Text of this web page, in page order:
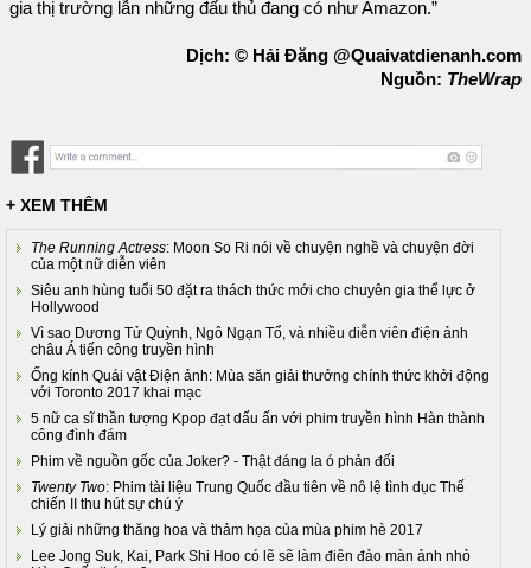
gia thị trường lẫn những đấu thủ đang có như Amazon.”
Dịch: © Hải Đăng @Quaivatdienanh.com
Nguồn: TheWrap
+ XEM THÊM
The Running Actress: Moon So Ri nói về chuyện nghề và chuyện đời
của một nữ diễn viên
Siêu anh hùng tuổi 50 đặt ra thách thức mới cho chuyên gia thể lực ở
Hollywood
Vì sao Dương Tử Quỳnh, Ngô Ngạn Tổ, và nhiều diễn viên điện ảnh
châu Á tiến công truyền hình
Ống kính Quái vật Điện ảnh: Mùa săn giải thưởng chính thức khởi động
với Toronto 2017 khai mạc
5 nữ ca sĩ thần tượng Kpop đạt dấu ấn với phim truyền hình Hàn thành
công đình đám
Phim về nguồn gốc của Joker? - Thật đáng la ó phản đối
Twenty Two: Phim tài liệu Trung Quốc đầu tiên về nô lệ tình dục Thế
chiến II thu hút sự chú ý
Lý giải những thăng hoa và thảm họa của mùa phim hè 2017
Lee Jong Suk, Kai, Park Shi Hoo có lẽ sẽ làm điên đảo màn ảnh nhỏ